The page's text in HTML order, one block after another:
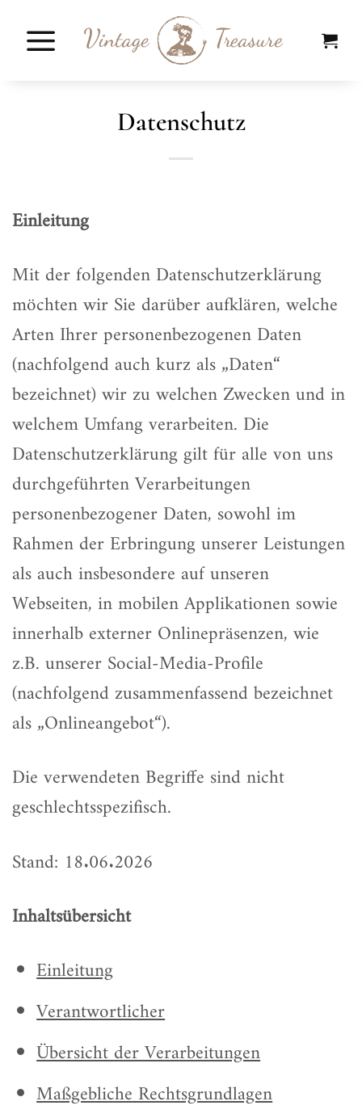
Inhalt
Datenschutz
Einleitung
Mit der folgenden Datenschutzerklärung
möchten wir Sie darüber aufklären, welche
Arten Ihrer personenbezogenen Daten
(nachfolgend auch kurz als „Daten“
bezeichnet) wir zu welchen Zwecken und in
welchem Umfang verarbeiten. Die
Datenschutzerklärung gilt für alle von uns
durchgeführten Verarbeitungen
personenbezogener Daten, sowohl im
Rahmen der Erbringung unserer Leistungen
als auch insbesondere auf unseren
Webseiten, in mobilen Applikationen sowie
innerhalb externer Onlinepräsenzen, wie
z.B. unserer Social-Media-Profile
(nachfolgend zusammenfassend bezeichnet
als „Onlineangebot“).
Die verwendeten Begriffe sind nicht
geschlechtsspezifisch.
Stand: 18.06.2026
Inhaltsübersicht
Einleitung
Verantwortlicher
Übersicht der Verarbeitungen
Maßgebliche Rechtsgrundlagen